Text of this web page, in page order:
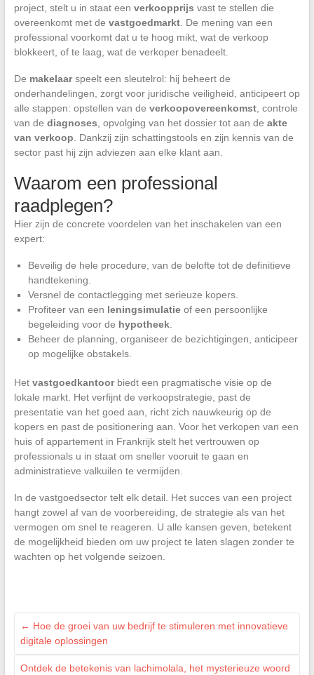
project, stelt u in staat een verkoopprijs vast te stellen die
overeenkomt met de vastgoedmarkt. De mening van een
professional voorkomt dat u te hoog mikt, wat de verkoop
blokkeert, of te laag, wat de verkoper benadeelt.
De makelaarspeelt een sleutelrol: hij beheert de
onderhandelingen, zorgt voor juridische veiligheid, anticipeert op
alle stappen: opstellen van de verkoopovereenkomst, controle
van de diagnoses , opvolging van het dossier tot aan de akte
van verkoop . Dankzij zijn schattingstools en zijn kennis van de
sector past hij zijn adviezen aan elke klant aan.
Waarom een professional
raadplegen?
Hier zijn de concrete voordelen van het inschakelen van een
expert:
Beveilig de hele procedure, van de belofte tot de definitieve
handtekening.
Versnel de contactlegging met serieuze kopers.
Profiteer van een leningsimulatieof een persoonlijke
begeleiding voor de hypotheek.
Beheer de planning, organiseer de bezichtigingen, anticipeer
op mogelijke obstakels.
Het vastgoedkantoorbiedt een pragmatische visie op de
lokale markt. Het verfijnt de verkoopstrategie, past de
presentatie van het goed aan, richt zich nauwkeurig op de
kopers en past de positionering aan. Voor het verkopen van een
huis of appartement in Frankrijk stelt het vertrouwen op
professionals u in staat om sneller vooruit te gaan en
administratieve valkuilen te vermijden.
In de vastgoedsector telt elk detail. Het succes van een project
hangt zowel af van de voorbereiding, de strategie als van het
vermogen om snel te reageren. U alle kansen geven, betekent
de mogelijkheid bieden om uw project te laten slagen zonder te
wachten op het volgende seizoen.
← Hoe de groei van uw bedrijf te stimuleren met innovatieve
digitale oplossingen
Ontdek de betekenis van lachimolala, het mysterieuze woord